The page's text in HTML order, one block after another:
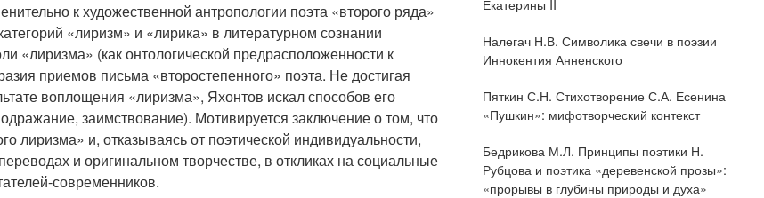
к художественной антропологии поэта «второго ряда»
«лиризм» и «лирика» в литературном сознании
«лиризма» (как онтологической предрасположенности к
приемов письма «второстепенного» поэта. Не достигая
воплощения «лиризма», Яхонтов искал способов его
заимствование). Мотивируется заключение о том, что
лиризма» и, отказываясь от поэтической индивидуальности,
и оригинальном творчестве, в откликах на социальные
современников.
Екатерины II
Налегач Н.В. Символика свечи в поэзии
Иннокентия Анненского
Пяткин С.Н. Стихотворение С.А. Есенина
«Пушкин»: мифотворческий контекст
Бедрикова М.Л. Принципы поэтики Н.
Рубцова и поэтика «деревенской прозы»:
«прорывы в глубины природы и духа»